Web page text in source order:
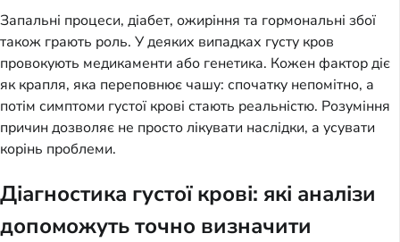
Запальні процеси, діабет, ожиріння та гормональні збої
також грають роль. У деяких випадках густу кров
провокують медикаменти або генетика. Кожен фактор діє
як крапля, яка переповнює чашу: спочатку непомітно, а
потім симптоми густої крові стають реальністю. Розуміння
причин дозволяє не просто лікувати наслідки, а усувати
корінь проблеми.
Діагностика густої крові: які аналізи
допоможуть точно визначити